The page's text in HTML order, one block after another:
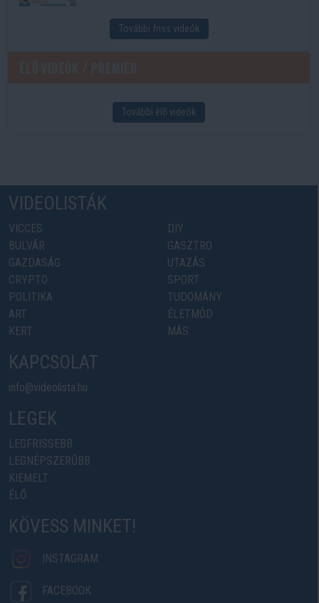
További friss videók
További élő videók
VIDEOLISTÁK
VICCES
BULVÁR
GAZDASÁG
CRYPTO
POLITIKA
ART
KERT
DIY
GASZTRO
UTAZÁS
SPORT
TUDOMÁNY
ÉLETMÓD
MÁS
KAPCSOLAT
info@videolista.hu
LEGEK
LEGFRISSEBB
LEGNÉPSZERŰBB
KIEMELT
ÉLŐ
KÖVESS MINKET!
INSTAGRAM
FACEBOOK